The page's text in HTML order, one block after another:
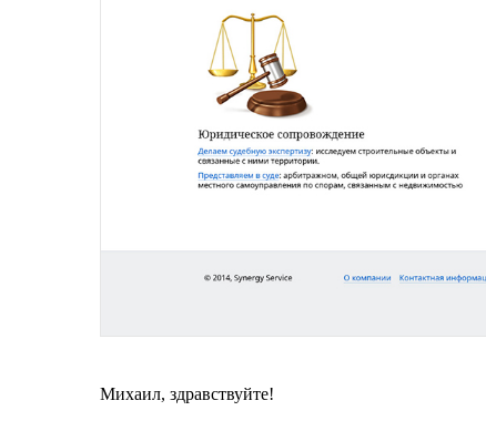
Михаил, здравствуйте!